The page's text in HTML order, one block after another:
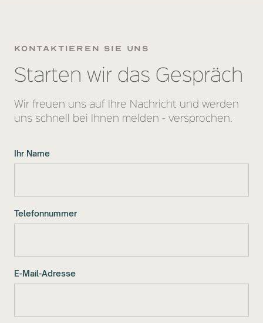
kontaktieren sie uns
Starten wir das Gespräch
Wir freuen uns auf Ihre Nachricht und werden
uns schnell bei Ihnen melden - versprochen.
Ihr Name
Telefonnummer
E-Mail-Adresse